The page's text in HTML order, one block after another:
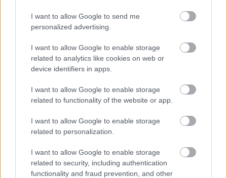
I want to allow Google to send me
personalized advertising.
I want to allow Google to enable storage
related to analytics like cookies on web or
device identifiers in apps.
I want to allow Google to enable storage
related to functionality of the website or app.
I want to allow Google to enable storage
related to personalization.
I want to allow Google to enable storage
related to security, including authentication
functionality and fraud prevention, and other
Az NMHH szerint jogszerűtlen, hogy költségvetési
biztost kapnak
Az NMHH szerint a sajtóból értesültek Tarr Zoltán társadalmi
kapcsolatokért és kultúráért felelős miniszter bejelentéséről,
szerintük azonban nincs a biztos kinevezésére lehetőség.
| 2026. MÁJUS 28.
Hirdetés